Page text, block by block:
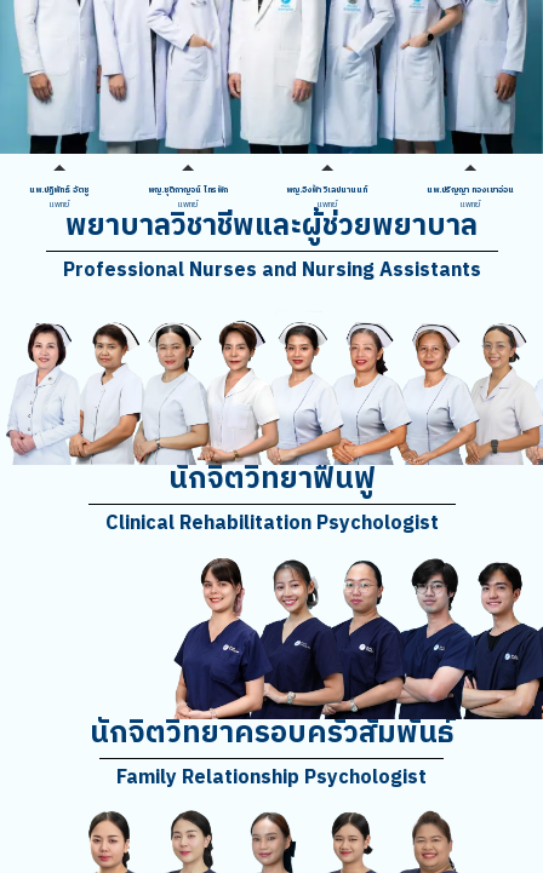
นพ.ปฏิพัทธ์ อัตชู
แพทย์
พญ.ชุติกาญจน์ ไทรฟัก
แพทย์
พญ.อิงฟ้า วิเลปนานนท์
แพทย์
นพ.ปริญญา ทองเขาอ่อน
แพทย์
พยาบาลวิชาชีพและผู้ช่วยพยาบาล
Professional Nurses and Nursing Assistants
นักจิตวิทยาฟื้นฟู
Clinical Rehabilitation Psychologist
นักจิตวิทยาครอบครัวสัมพันธ์
Family Relationship Psychologist